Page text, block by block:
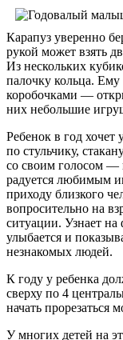
Карапуз уверенно
рукой может взять
Из нескольких
палочку кольца. Ему
коробочками —
них небольшие
Ребенок в год хочет
по стульчику,
со своим голосом —
радуется любимым
приходу близкого
вопросительно на
ситуации. Узнает на
улыбается и
незнакомых людей.
К году у ребенка
сверху по 4
начать прорезаться
У многих детей на